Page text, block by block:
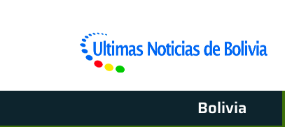
Bolivia